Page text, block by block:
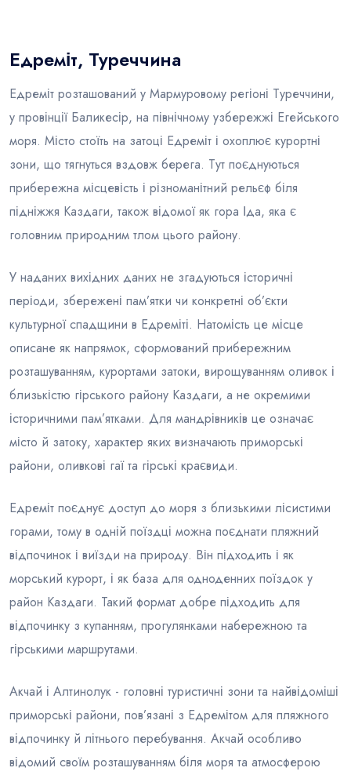
Едреміт, Туреччина
Едреміт розташований у Мармуровому регіоні Туреччини,
у провінції Баликесір, на північному узбережжі Егейського
моря. Місто стоїть на затоці Едреміт і охоплює курортні
зони, що тягнуться вздовж берега. Тут поєднуються
прибережна місцевість і різноманітний рельєф біля
підніжжя Каздаги, також відомої як гора Іда, яка є
головним природним тлом цього району.
У наданих вихідних даних не згадуються історичні
періоди, збережені пам’ятки чи конкретні об’єкти
культурної спадщини в Едреміті. Натомість це місце
описане як напрямок, сформований прибережним
розташуванням, курортами затоки, вирощуванням оливок і
близькістю гірського району Каздаги, а не окремими
історичними пам’ятками. Для мандрівників це означає
місто й затоку, характер яких визначають приморські
райони, оливкові гаї та гірські краєвиди.
Едреміт поєднує доступ до моря з близькими лісистими
горами, тому в одній поїздці можна поєднати пляжний
відпочинок і виїзди на природу. Він підходить і як
морський курорт, і як база для одноденних поїздок у
район Каздаги. Такий формат добре підходить для
відпочинку з купанням, прогулянками набережною та
гірськими маршрутами.
Акчай і Алтинолук - головні туристичні зони та найвідоміші
приморські райони, пов’язані з Едремітом для пляжного
відпочинку й літнього перебування. Акчай особливо
відомий своїм розташуванням біля моря та атмосферою